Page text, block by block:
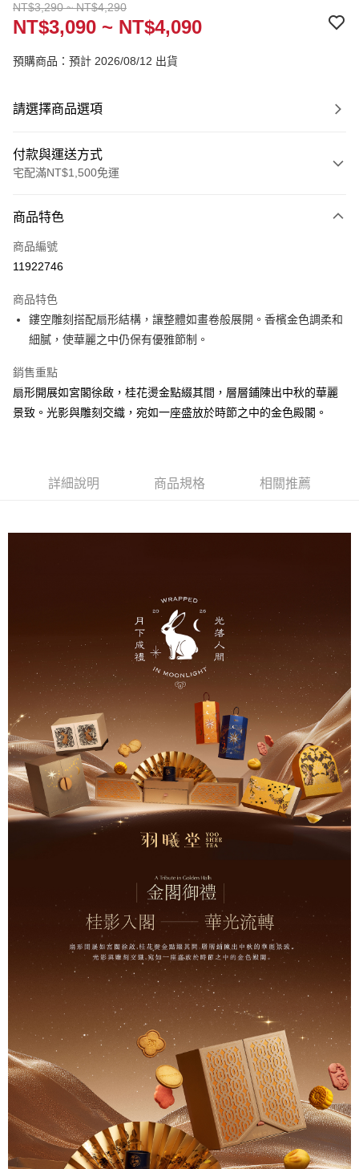
0:00
/
NT$3,290 ~ NT$4,290
NT$3,090 ~ NT$4,090
預購商品：預計 2026/08/12 出貨
請選擇商品選項
付款與運送方式
宅配滿NT$1,500免運
信用卡一次付款
Apple Pay
運送方式
每筆NT$200，滿NT$1,500(含以上)免運費
離島宅配（不含澎湖縣望安鄉、澎湖縣七美鄉與金門縣烏坵鄉）
商品特色
商品編號
11922746
商品特色
鏤空雕刻搭配扇形結構，讓整體如畫卷般展開。香檳金色調柔和
細膩，使華麗之中仍保有優雅節制。
銷售重點
扇形開展如宮閣徐啟，桂花燙金點綴其間，層層鋪陳出中秋的華麗
景致。光影與雕刻交織，宛如一座盛放於時節之中的金色殿閣。
詳細說明 商品規格 相關推薦